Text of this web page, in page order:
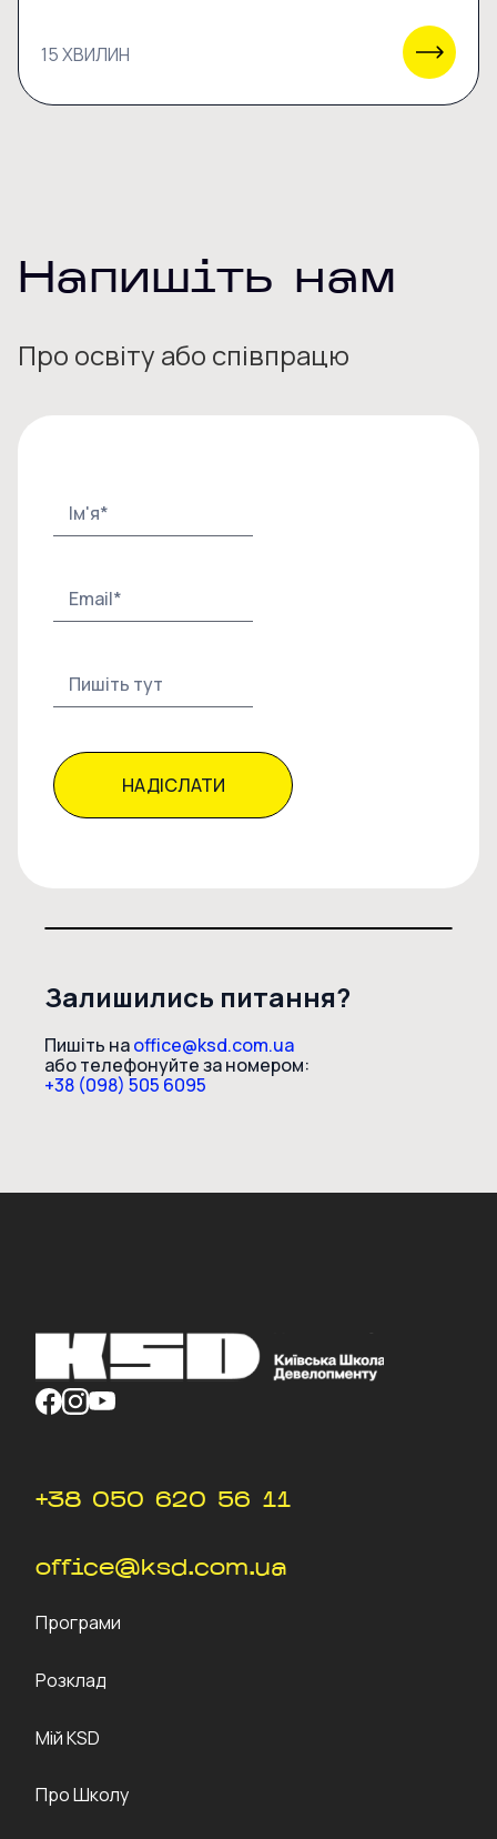
15 ХВИЛИН
Напишіть нам
Про освіту або співпрацю
Залишились питання?
Пишіть наoffice@ksd.com.ua
або телефонуйте за номером:
+38 (098) 505 6095
+38 050 620 56 11
office@ksd.com.ua
Програми
Розклад
Мій KSD
Про Школу